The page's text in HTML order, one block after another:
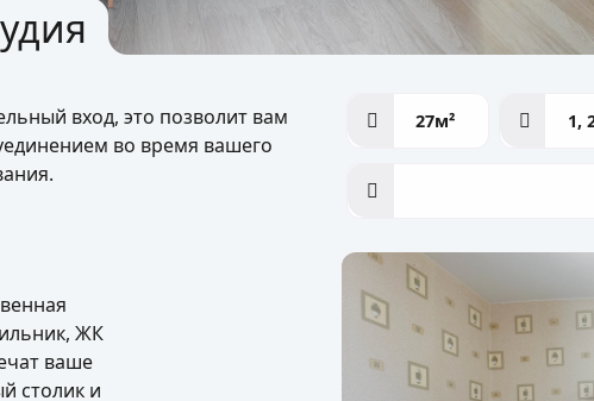
вход, это позволит вам
во время вашего
27м² 1,
ЖК
ваше
столик и